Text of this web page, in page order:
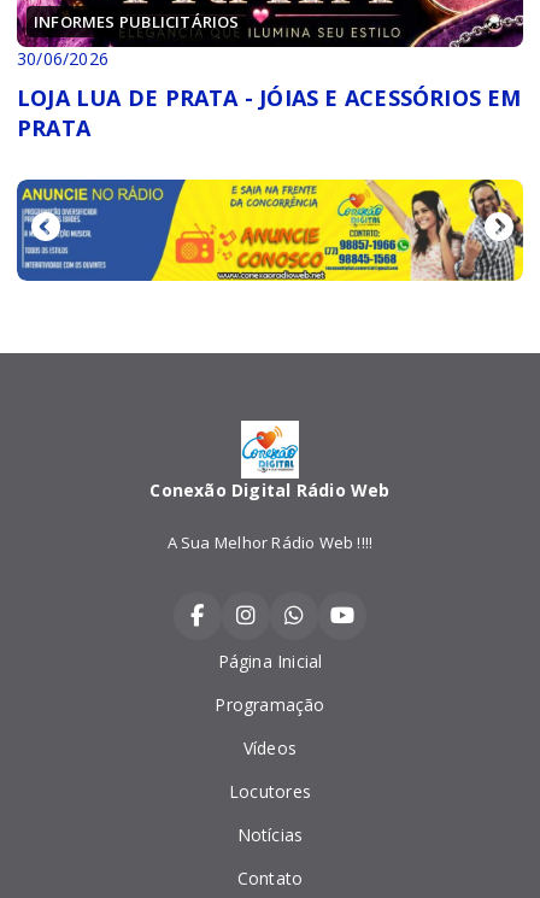
INFORMES PUBLICITÁRIOS
30/06/2026
LOJA LUA DE PRATA - JÓIAS E ACESSÓRIOS EM
PRATA
Conexão Digital Rádio Web
A Sua Melhor Rádio Web !!!!
Página Inicial
Programação
Vídeos
Locutores
Notícias
Contato